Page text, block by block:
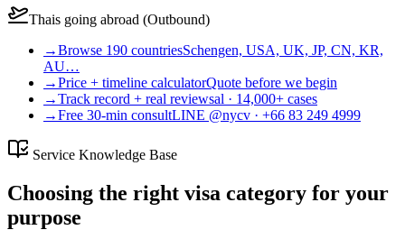
Thais going abroad (Outbound)
→Browse 190 countriesSchengen, USA, UK, JP, CN, KR,
AU…
→Price + timeline calculatorQuote before we begin
→Track record + real reviewsal · 14,000+ cases
→Free 30-min consultLINE @nycv · +66 83 249 4999
Service Knowledge Base
Choosing the right visa category for your
purpose